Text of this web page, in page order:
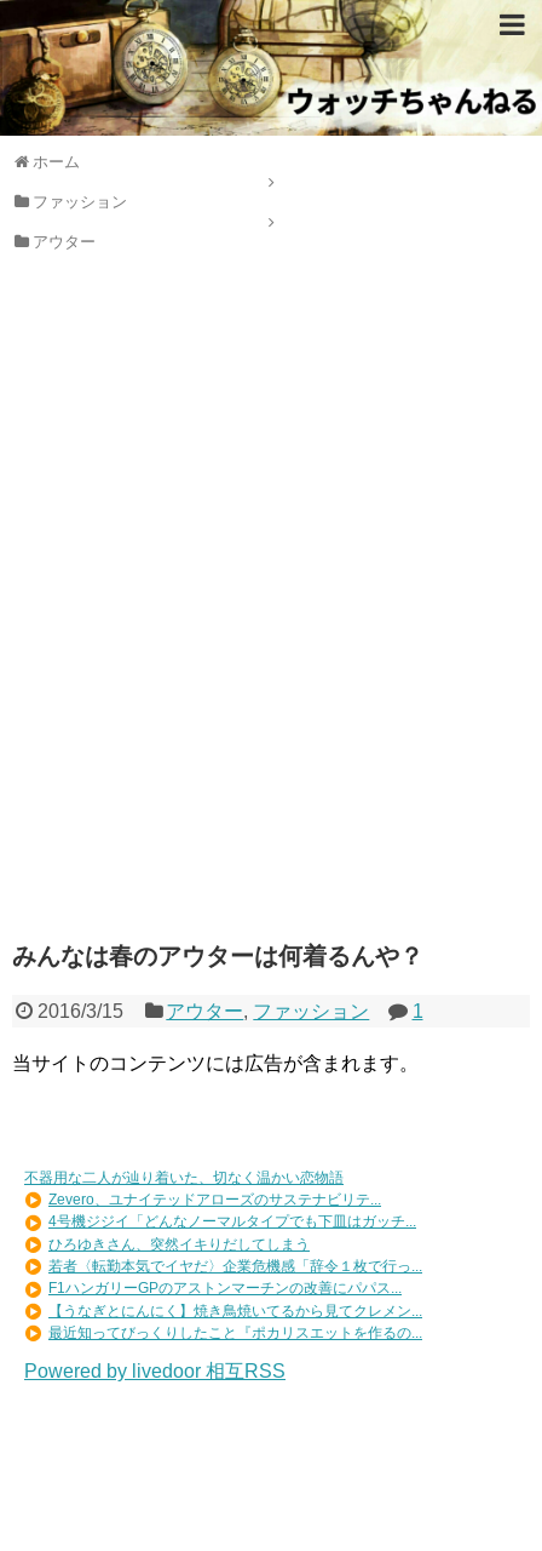
ホーム
ファッション
アウター
みんなは春のアウターは何着るんや？
2016/3/15 アウター, ファッション 1
当サイトのコンテンツには広告が含まれます。
不器用な二人が辿り着いた、切なく温かい恋物語
Zevero、ユナイテッドアローズのサステナビリテ...
4号機ジジイ「どんなノーマルタイプでも下皿はガッチ...
ひろゆきさん、突然イキりだしてしまう
若者〈転勤本気でイヤだ〉企業危機感「辞令１枚で行っ...
F1ハンガリーGPのアストンマーチンの改善にパパス...
【うなぎとにんにく】焼き鳥焼いてるから見てクレメン...
最近知ってびっくりしたこと『ポカリスエットを作るの...
Powered by livedoor 相互RSS